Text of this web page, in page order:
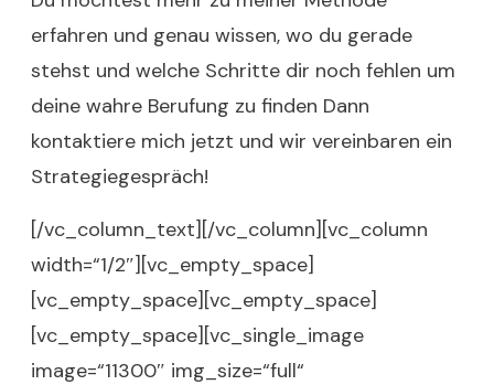
erfahren und genau wissen, wo du gerade
stehst und welche Schritte dir noch fehlen um
deine wahre Berufung zu finden Dann
kontaktiere mich jetzt und wir vereinbaren ein
Strategiegespräch!
[/vc_column_text][/vc_column][vc_column
width=“1/2″][vc_empty_space]
[vc_empty_space][vc_empty_space]
[vc_empty_space][vc_single_image
image=“11300″ img_size=“full“